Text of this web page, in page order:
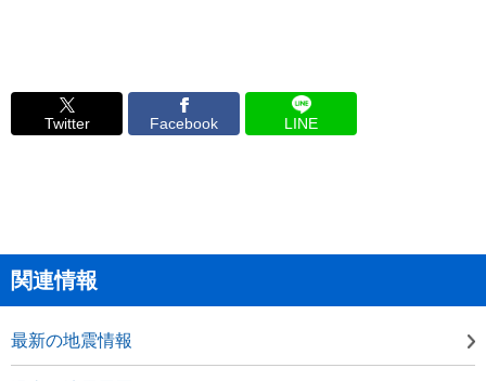
Twitter Facebook LINE
関連情報
最新の地震情報